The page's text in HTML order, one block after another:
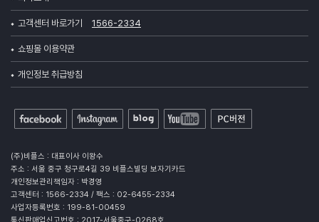
고객센터 바로가기 1566-2334
쇼핑몰 이용약관
개인정보 취급방침
(주)비플스 : 대표이사 이왕수
주소 : 서울 중구 청구로4길 39 비플스빌딩 보자기카드
개인정보관리책임자 : 박경영
고객센터 : 1566-2334 / 팩스 : 02-6455-2334
사업자등록번호 : 199-81-00459